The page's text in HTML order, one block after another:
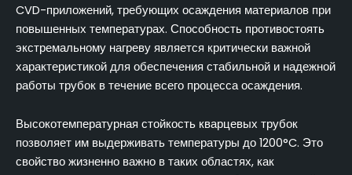
CVD-приложений, требующих осаждения материалов при
повышенных температурах. Способность противостоять
экстремальному нагреву является критически важной
характеристикой для обеспечения стабильной и надежной
работы трубок в течение всего процесса осаждения.
Высокотемпературная стойкость кварцевых трубок
позволяет им выдерживать температуры до 1200°C. Это
свойство жизненно важно в таких областях, как